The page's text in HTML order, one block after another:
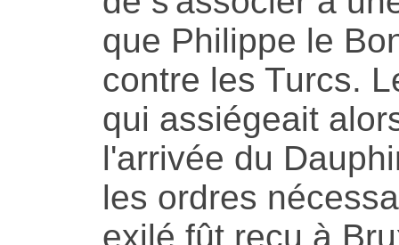
que Philippe le
contre les Turcs.
qui assiégeait
l'arrivée du
les ordres
exilé fût reçu à